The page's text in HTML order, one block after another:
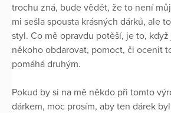
trochu zná, bude vědět, že to není
mi sešla spousta krásných dárků, ale
styl. Co mě opravdu potěší, je to, když
někoho obdarovat, pomoct, či ocenit
pomáhá druhým.
Pokud by si na mě někdo při tomto
dárkem, moc prosím, aby ten dárek